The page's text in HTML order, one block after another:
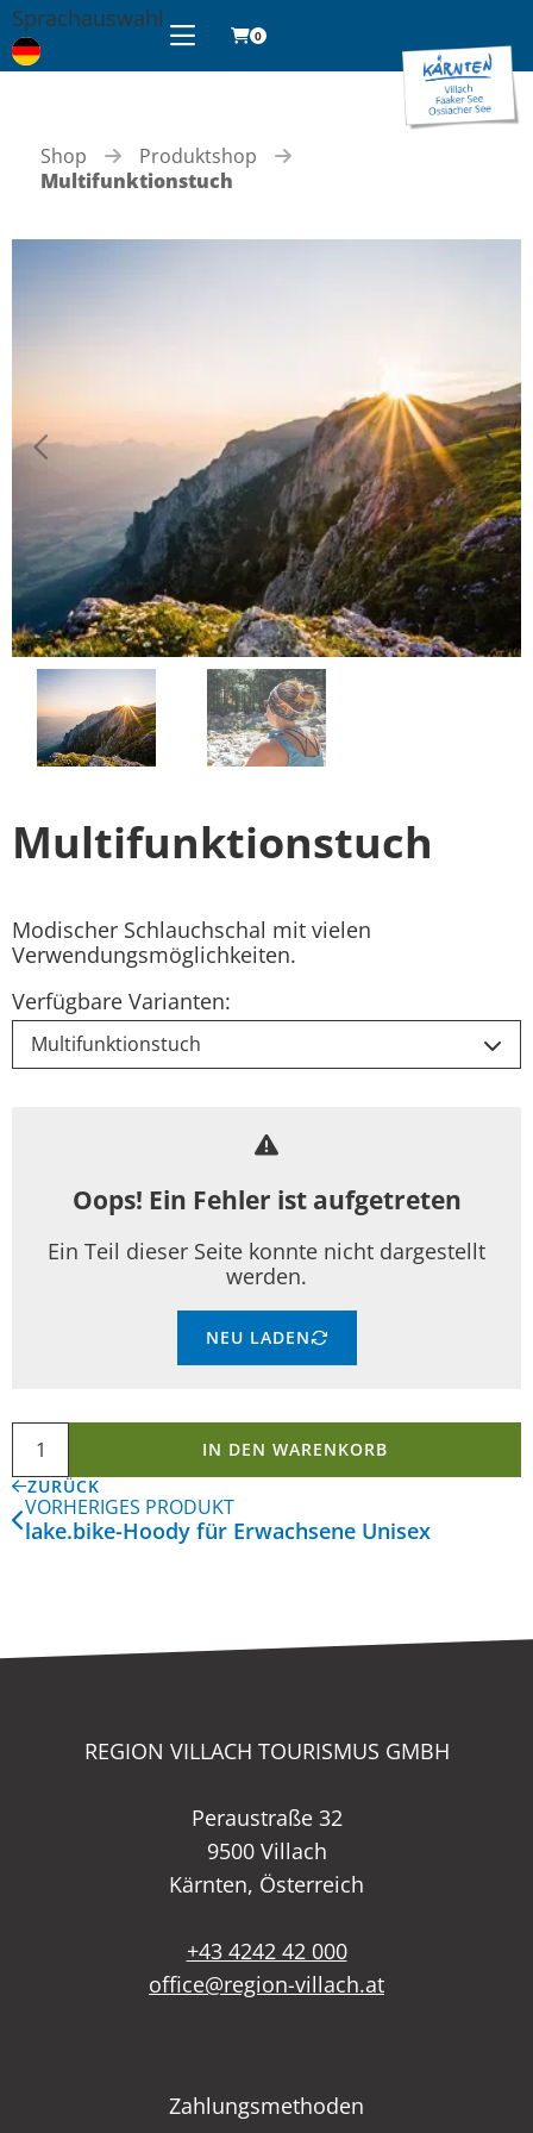
Sprachauswahl
0
Shop
Produktshop
Multifunktionstuch
Multifunktionstuch
Modischer Schlauchschal mit vielen
Verwendungsmöglichkeiten.
Verfügbare Varianten:
Multifunktionstuch
Oops! Ein Fehler ist aufgetreten
Ein Teil dieser Seite konnte nicht dargestellt
werden.
NEU LADEN
IN DEN WARENKORB
ZURÜCK
VORHERIGES PRODUKT
lake.bike-Hoody für Erwachsene Unisex
Zahlungsmethoden
REGION VILLACH TOURISMUS GMBH
Peraustraße 32
9500 Villach
Kärnten, Österreich
+43 4242 42 000
office@region-villach.at